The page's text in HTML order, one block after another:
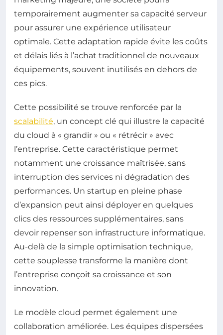
temporairement augmenter sa capacité serveur
pour assurer une expérience utilisateur
optimale. Cette adaptation rapide évite les coûts
et délais liés à l’achat traditionnel de nouveaux
équipements, souvent inutilisés en dehors de
ces pics.
Cette possibilité se trouve renforcée par la
scalabilité, un concept clé qui illustre la capacité
du cloud à « grandir » ou « rétrécir » avec
l’entreprise. Cette caractéristique permet
notamment une croissance maîtrisée, sans
interruption des services ni dégradation des
performances. Un startup en pleine phase
d’expansion peut ainsi déployer en quelques
clics des ressources supplémentaires, sans
devoir repenser son infrastructure informatique.
Au-delà de la simple optimisation technique,
cette souplesse transforme la manière dont
l’entreprise conçoit sa croissance et son
innovation.
Le modèle cloud permet également une
collaboration améliorée. Les équipes dispersées